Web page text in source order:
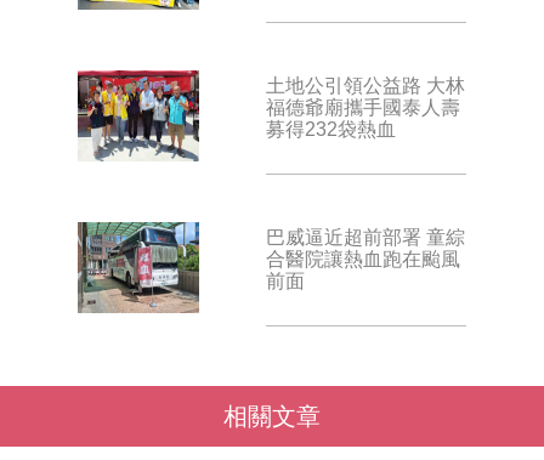
土地公引領公益路 大林
福德爺廟攜手國泰人壽
募得232袋熱血
巴威逼近超前部署 童綜
合醫院讓熱血跑在颱風
前面
相關文章